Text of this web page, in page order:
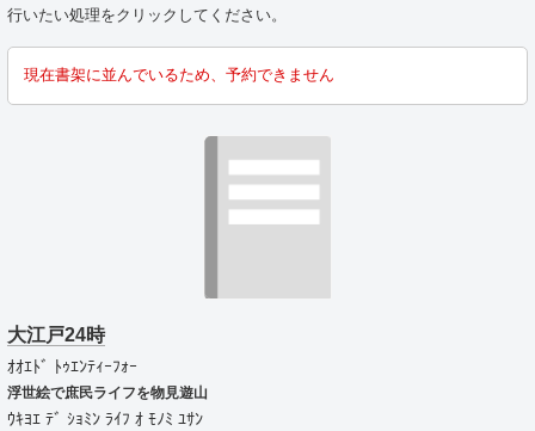
行いたい処理をクリックしてください。
現在書架に並んでいるため、予約できません
大江戸24時
ｵｵｴﾄﾞ ﾄｩｴﾝﾃｨｰﾌｫｰ
浮世絵で庶民ライフを物見遊山
ｳｷﾖｴ ﾃﾞ ｼｮﾐﾝ ﾗｲﾌ ｵ ﾓﾉﾐ ﾕｻﾝ